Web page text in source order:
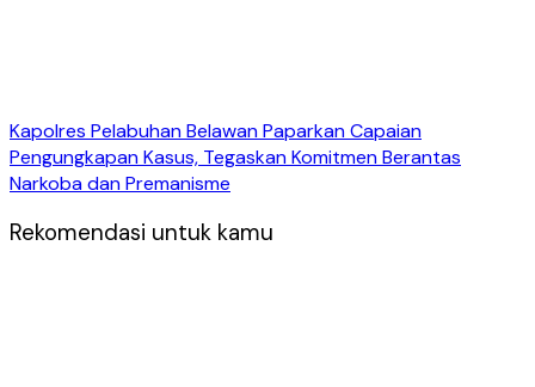
Kapolres Pelabuhan Belawan Paparkan Capaian
Pengungkapan Kasus, Tegaskan Komitmen Berantas
Narkoba dan Premanisme
Rekomendasi untuk kamu